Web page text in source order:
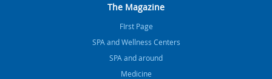
The Magazine
FIrst Page
SPA and Wellness Centers
SPA and around
Medicine